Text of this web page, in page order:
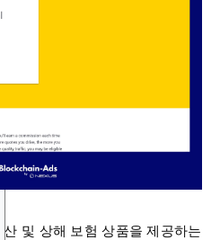
및 상해 보험 상품을 제공하는